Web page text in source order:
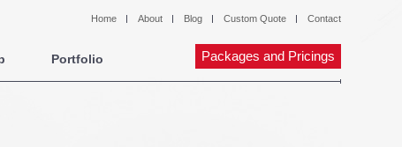
Home About Blog Custom Quote Contact
Portfolio Packages and Pricings